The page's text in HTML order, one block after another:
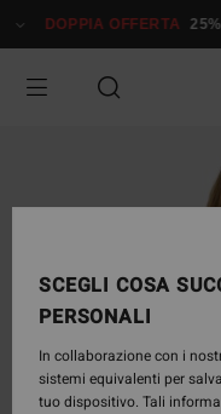
alle
prodotto
DOPPIA OFFERTA 25%
SCEGLI COSA
PERSONALI
In collaborazione con i
sistemi equivalenti per
tuo dispositivo. Tali